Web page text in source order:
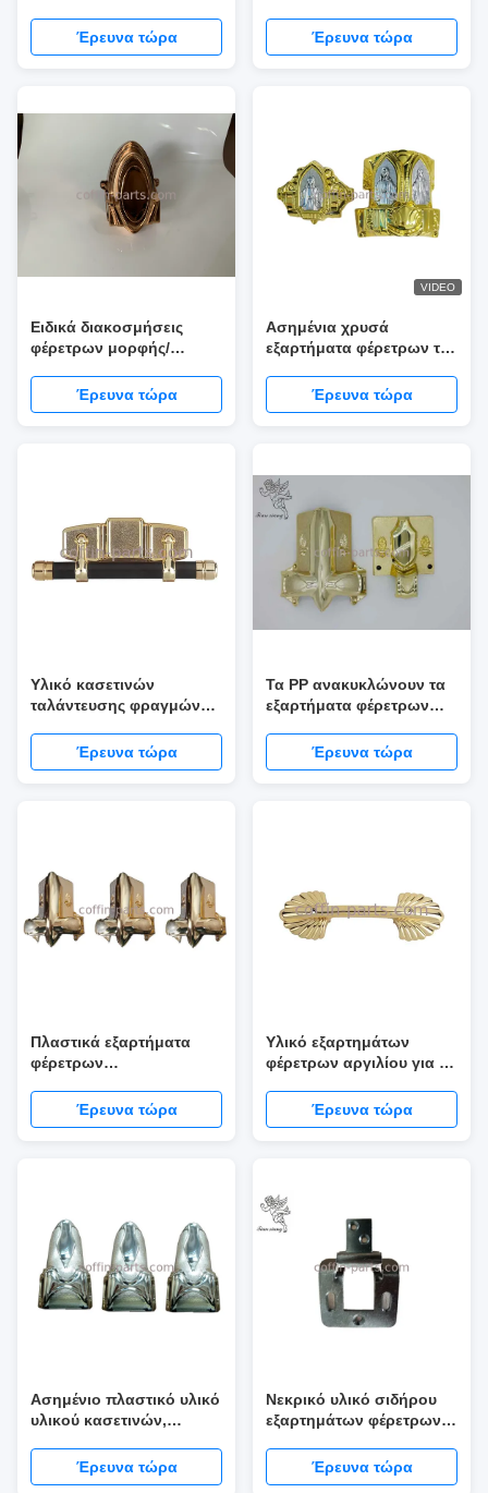
Έρευνα τώρα
Έρευνα τώρα
Ειδικά διακοσμήσεις
φέρετρων μορφής/
σχήματος εγχύσεων
Έρευνα τώρα
VIDEO
Ασημένια χρυσά
εξαρτήματα φέρετρων της
πολυτέλειας
Έρευνα τώρα
Υλικό κασετινών
ταλάντευσης φραγμών
φέρετρωνΈρευνα τώρα
Τα PP ανακυκλώνουν τα
εξαρτήματα φέρετρων
για τη διακόσμηση
Έρευνα τώρα
Πλαστικά εξαρτήματα
φέρετρων
εγχύσεων, χρυσός -
νεκρικά εξαρτήματα
Έρευνα τώρα
Υλικό εξαρτημάτων
φέρετρων αργιλίου για το
Έρευνα τώρα
Ασημένιο πλαστικό υλικό
υλικού κασετινών,
τα σιδερόβεργα
Έρευνα τώρα
Νεκρικό υλικό σιδήρου
εξαρτημάτων φέρετρων,
κασετινών A33
Έρευνα τώρα